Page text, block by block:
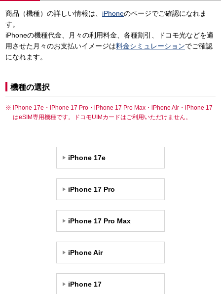
商品（機種）の詳しい情報は、 iPhoneのページでご確認になれま
す。
iPhoneの機種代金、月々の利用料金、各種割引、ドコモ光などを適
用させた月々のお支払いイメージは料金シミュレーションでご確認
になれます。
機種の選択
iPhone 17e・iPhone 17 Pro・iPhone 17 Pro Max・iPhone Air・iPhone 17
はeSIM専用機種です。ドコモUIMカードはご利用いただけません。
iPhone 17e
iPhone 17 Pro
iPhone 17 Pro Max
iPhone Air
iPhone 17